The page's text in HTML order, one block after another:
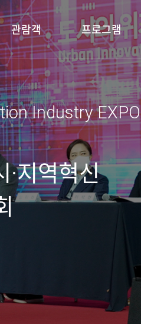
관람객 프로그램
Industry EXPO
지역혁신